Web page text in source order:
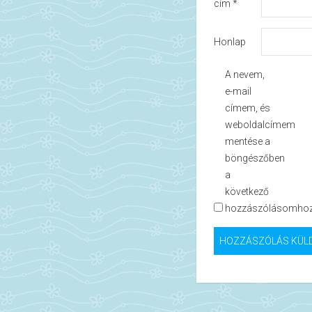
cím *
Honlap
A nevem,
e-mail
címem, és
weboldalcímem
mentése a
böngészőben
a
következő